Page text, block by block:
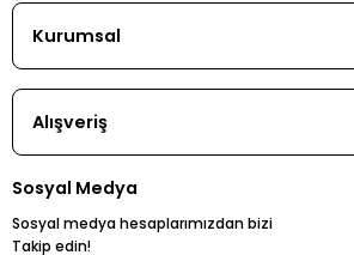
Kurumsal
Alışveriş
Sosyal Medya
Sosyal medya hesaplarımızdan bizi
Takip edin!